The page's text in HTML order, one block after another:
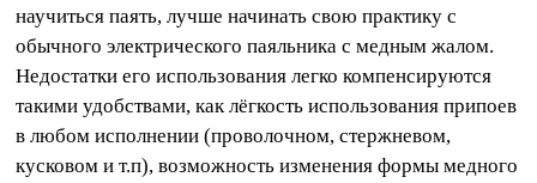
научиться паять, лучше начинать свою практику с
обычного электрического паяльника с медным жалом.
Недостатки его использования легко компенсируются
такими удобствами, как лёгкость использования припоев
в любом исполнении (проволочном, стержневом,
кусковом и т.п), возможность изменения формы медного